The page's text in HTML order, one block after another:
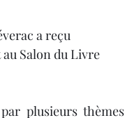
2024
a reçu
Salon du Livre
plusieurs thèmes